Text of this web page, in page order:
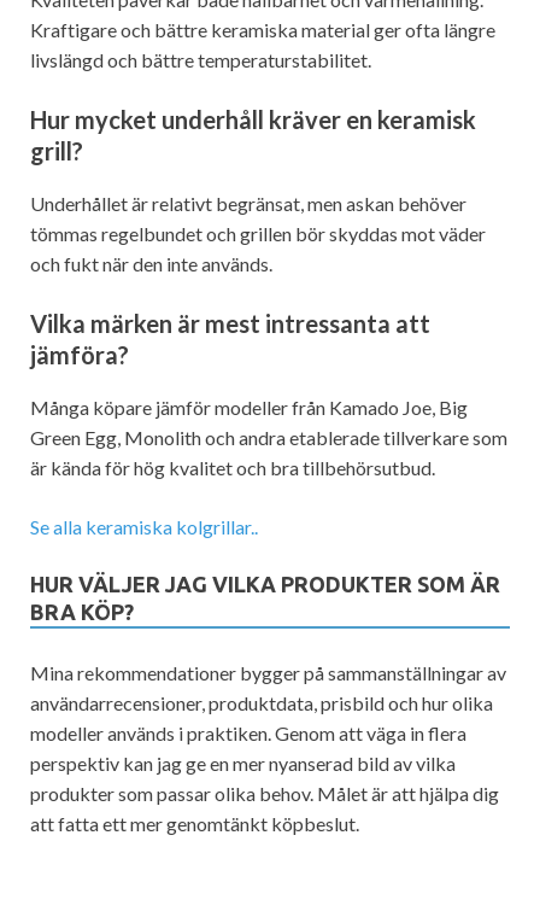
Kraftigare och bättre keramiska material ger ofta längre
livslängd och bättre temperaturstabilitet.
Hur mycket underhåll kräver en keramisk
grill?
Underhållet är relativt begränsat, men askan behöver
tömmas regelbundet och grillen bör skyddas mot väder
och fukt när den inte används.
Vilka märken är mest intressanta att
jämföra?
Många köpare jämför modeller från Kamado Joe, Big
Green Egg, Monolith och andra etablerade tillverkare som
är kända för hög kvalitet och bra tillbehörsutbud.
Se alla keramiska kolgrillar..
HUR VÄLJER JAG VILKA PRODUKTER SOM ÄR
BRA KÖP?
Mina rekommendationer bygger på sammanställningar av
användarrecensioner, produktdata, prisbild och hur olika
modeller används i praktiken. Genom att väga in flera
perspektiv kan jag ge en mer nyanserad bild av vilka
produkter som passar olika behov. Målet är att hjälpa dig
att fatta ett mer genomtänkt köpbeslut.